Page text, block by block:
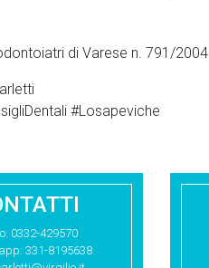
di Varese n. 791/2004
#Losapeviche
0332-429570
331-8195638